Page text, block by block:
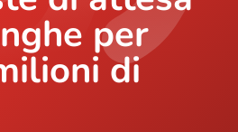
per
di